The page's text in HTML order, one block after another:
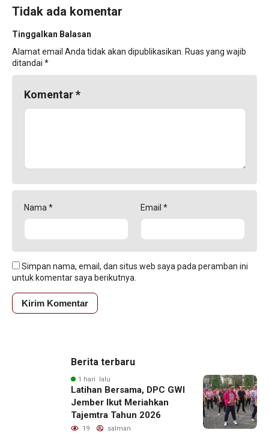
Tidak ada komentar
Tinggalkan Balasan
Alamat email Anda tidak akan dipublikasikan. Ruas yang wajib
ditandai *
Komentar*
Nama * Email *
Simpan nama, email, dan situs web saya pada peramban ini
untuk komentar saya berikutnya.
Berita terbaru
1 hari lalu
Latihan Bersama, DPC GWI
Jember Ikut Meriahkan
Tajemtra Tahun 2026
19 salman